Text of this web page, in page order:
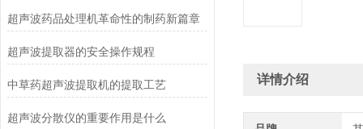
超声波药品处理机革命性的制药新篇章
超声波提取器的安全操作规程
中草药超声波提取机的提取工艺
超声波分散仪的重要作用是什么
详情介绍